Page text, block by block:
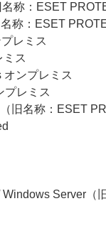
称：ESET
称：ESET
レミス
ミス
ンプレミス
プレミス
旧名称：ESET
Server